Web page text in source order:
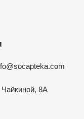
Чайкиной, 8А